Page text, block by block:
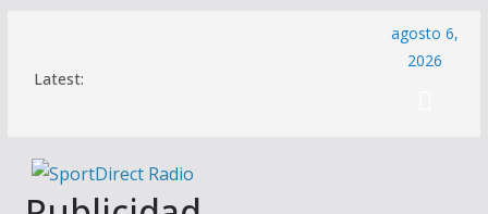
contenido
Latest:
agosto 6,
2026